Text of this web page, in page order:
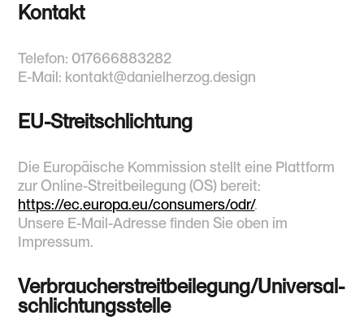
Kontakt
Telefon: 017666883282
E-Mail: kontakt@danielherzog.design
EU-Streitschlichtung
Die Europäische Kommission stellt eine Plattform
zur Online-Streitbeilegung (OS) bereit:
https://ec.europa.eu/consumers/odr/.
Unsere E-Mail-Adresse finden Sie oben im
Impressum.
Verbraucher­streit­beilegung/Universal­
schlichtungs­stelle